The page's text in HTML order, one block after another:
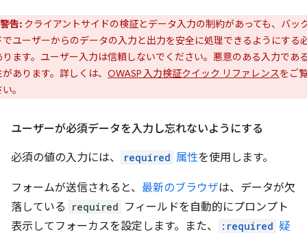
警告: クライアントサイドの検証とデータ入力の制約があっても、バッ
でユーザーからのデータの入力と出力を安全に処理できるようにする
ります。ユーザー入力は信頼しないでください。悪意のある入力であ
あります。詳しくは、 OWASP 入力検証クイック リファレンスをご
。
ユーザーが必須データを入力し忘れないようにする
必須の値の入力には、 required 属性を使用します。
フォームが送信されると、 最新のブラウザは、データが欠
落している
required フィールドを自動的にプロンプト
表示してフォーカスを設定します。また、
:required 疑